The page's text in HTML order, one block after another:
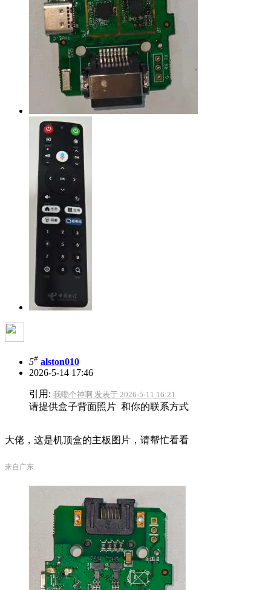
5# alston010
2026-5-14 17:46
引用: 我嘞个神啊 发表于 2026-5-11 16:21
请提供盒子背面照片 和你的联系方式
大佬，这是机顶盒的主板图片，请帮忙看看
来自广东